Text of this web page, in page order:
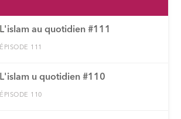
L'islam au quotidien #111
ÉPISODE 111
L'islam u quotidien #110
ÉPISODE 110